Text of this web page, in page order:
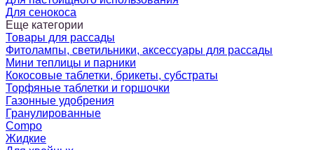
Для сенокоса
Еще категории
Товары для рассады
Фитолампы, светильники, аксессуары для рассады
Мини теплицы и парники
Кокосовые таблетки, брикеты, субстраты
Торфяные таблетки и горшочки
Газонные удобрения
Гранулированные
Compo
Жидкие